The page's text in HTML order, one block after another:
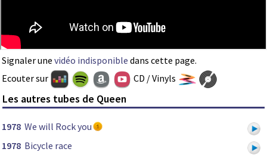
Signaler une vidéo indisponible dans cette page.
Ecouter sur
CD / Vinyls
Les autres tubes de Queen
1978 We will Rock you
1978 Bicycle race